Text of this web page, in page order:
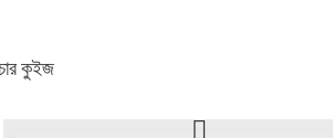
কুইজ